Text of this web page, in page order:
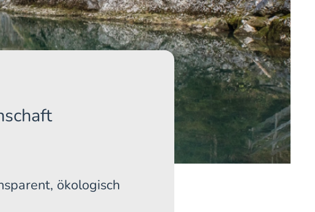
ökologisch